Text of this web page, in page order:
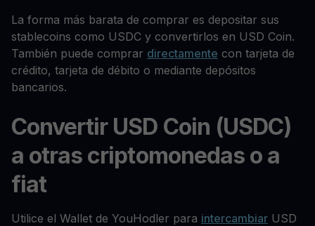
La forma más barata de comprar es depositar sus
stablecoins como USDC y convertirlos en USD Coin.
También puede comprar directamente con tarjeta de
crédito, tarjeta de débito o mediante depósitos
bancarios.
Convertir USD Coin (USDC)
a otras criptomonedas o a
fiat
Utilice el Wallet de YouHodler para intercambiar USD